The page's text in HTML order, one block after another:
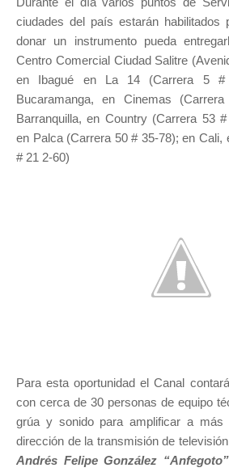
ciudades del país estarán habilitados
donar un instrumento pueda
Centro Comercial Ciudad Salitre
en Ibagué en La 14 (Carrera 5
Bucaramanga, en Cinemas
Barranquilla, en Country (Carrera 53
en Palca (Carrera 50 # 35-78); en Cali,
# 21 2-60)
Para esta oportunidad el Canal
con cerca de 30 personas de equipo
grúa y sonido para amplificar a más
dirección de la transmisión de
Andrés Felipe González